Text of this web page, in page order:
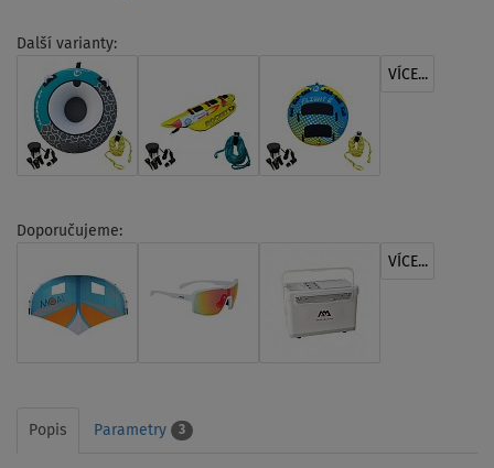
Další varianty:
VÍCE...
Doporučujeme:
VÍCE...
Popis Parametry 3